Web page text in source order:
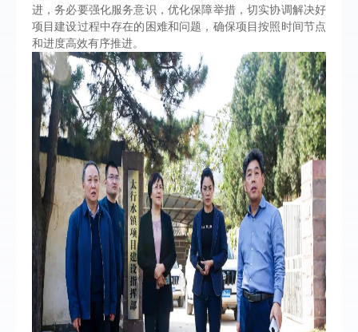
进，务必要强化服务意识，优化保障举措，切实协调解决好
项目建设过程中存在的困难和问题，确保项目按照时间节点
和进度高效有序推进。